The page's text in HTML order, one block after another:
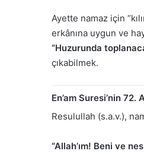
Ayette namaz için
erkânına uygun ve
“Huzurunda
çıkabilmek.
En’am Suresi’nin 72.
Resulullah (s.a.v.),
“Allah’ım! Beni ve